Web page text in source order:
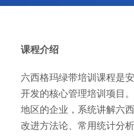
课程介绍
六西格玛绿带培训课程是
开发的核心管理培训项目
地区的企业，系统讲解六
改进方法论、常用统计分